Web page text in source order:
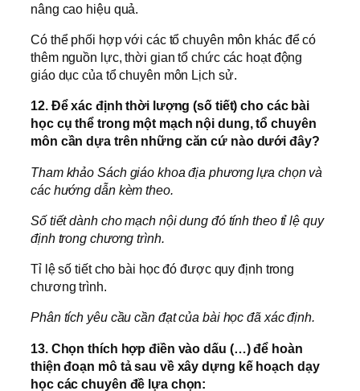
nâng cao hiệu quả.
Có thể phối hợp với các tổ chuyên môn khác để có
thêm nguồn lực, thời gian tổ chức các hoạt động
giáo dục của tổ chuyên môn Lịch sử.
12. Để xác định thời lượng (số tiết) cho các bài
học cụ thể trong một mạch nội dung, tổ chuyên
môn cần dựa trên những căn cứ nào dưới đây?
Tham khảo Sách giáo khoa địa phương lựa chọn và
các hướng dẫn kèm theo.
Số tiết dành cho mạch nội dung đó tính theo tỉ lệ quy
định trong chương trình.
Tỉ lệ số tiết cho bài học đó được quy định trong
chương trình.
Phân tích yêu cầu cần đạt của bài học đã xác định.
13. Chọn thích hợp điền vào dấu (…) để hoàn
thiện đoạn mô tả sau về xây dựng kế hoạch dạy
học các chuyên đề lựa chọn: